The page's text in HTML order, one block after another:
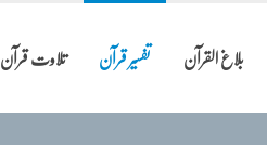
بلاغ القرآن تفسیر قرآن تلاوت قرآن